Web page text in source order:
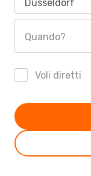
Düsseldorf
Quando?
Voli diretti